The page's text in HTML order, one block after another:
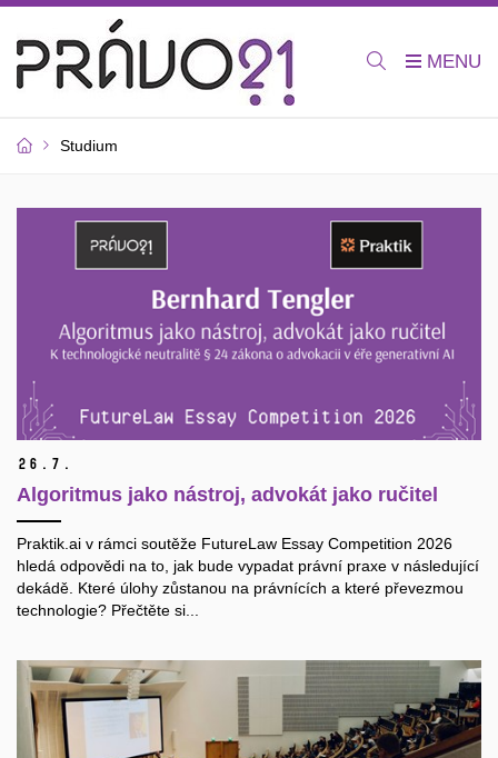
Studium
26. 7.
Algoritmus jako nástroj, advokát jako ručitel
Praktik.ai v rámci soutěže FutureLaw Essay Competition 2026
hledá odpovědi na to, jak bude vypadat právní praxe v následující
dekádě. Které úlohy zůstanou na právnících a které převezmou
technologie? Přečtěte si...